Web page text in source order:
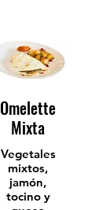
Omelette
Mixta
Vegetales
mixtos,
jamón,
tocino y